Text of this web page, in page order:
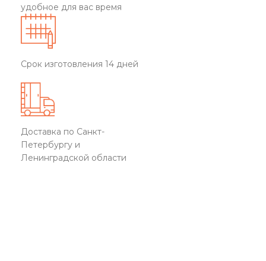
удобное для вас время
Срок изготовления 14 дней
Доставка по Санкт-
Петербургу и
Ленинградской области